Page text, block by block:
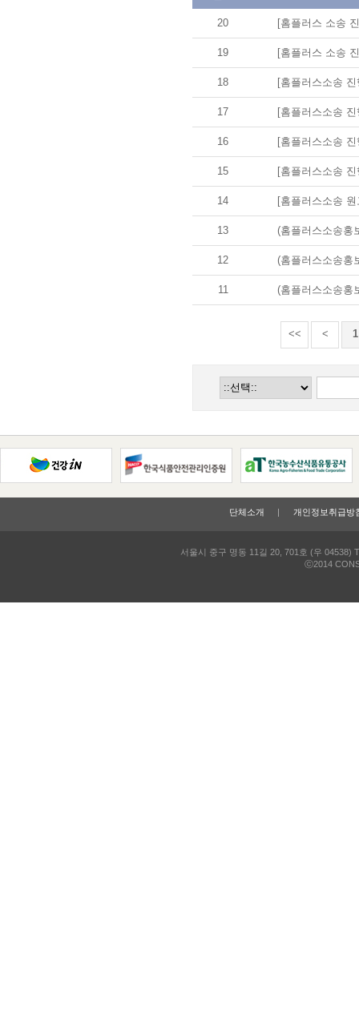
<< < 1
20 [홈플러스 소송
19 [홈플러스 소송
18 [홈플러스소송
17 [홈플러스소송
16 [홈플러스소송
15 [홈플러스소송
14 [홈플러스소송
13 (홈플러스소송홍
12 (홈플러스소송홍
11 (홈플러스소송홍
단체소개 개인정보취급방
서울시 중구 명동 11길 20, 701호 (우 04538)
ⓒ2014